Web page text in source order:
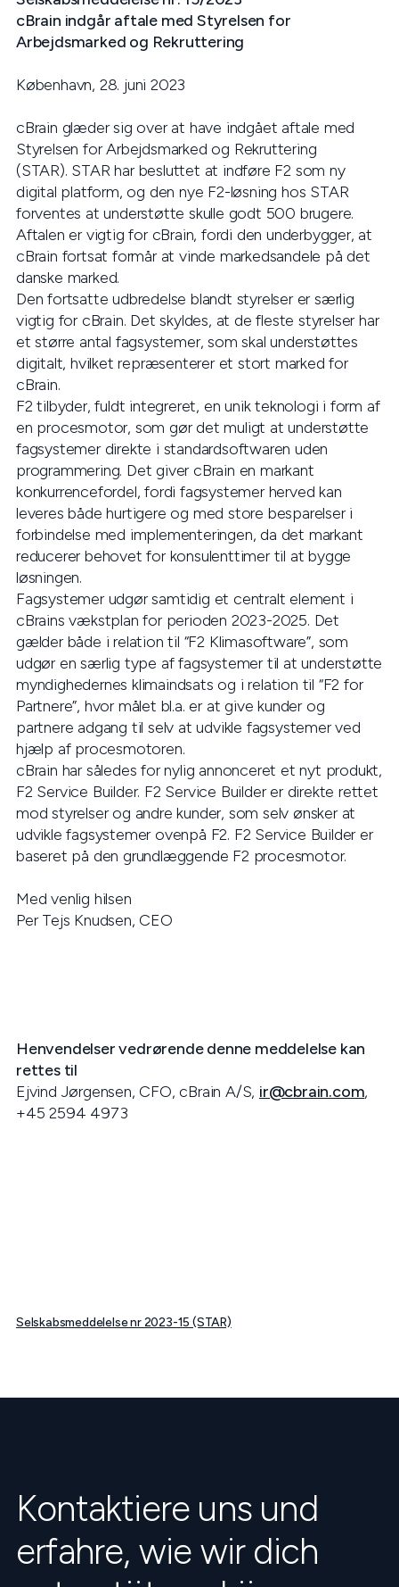
cBrain indgår aftale med Styrelsen for
Arbejdsmarked og Rekruttering
København, 28. juni 2023
cBrain glæder sig over at have indgået aftale med
Styrelsen for Arbejdsmarked og Rekruttering
(STAR). STAR har besluttet at indføre F2 som ny
digital platform, og den nye F2-løsning hos STAR
forventes at understøtte skulle godt 500 brugere.
Aftalen er vigtig for cBrain, fordi den underbygger, at
cBrain fortsat formår at vinde markedsandele på det
danske marked.
Den fortsatte udbredelse blandt styrelser er særlig
vigtig for cBrain. Det skyldes, at de fleste styrelser har
et større antal fagsystemer, som skal understøttes
digitalt, hvilket repræsenterer et stort marked for
cBrain.
F2 tilbyder, fuldt integreret, en unik teknologi i form af
en procesmotor, som gør det muligt at understøtte
fagsystemer direkte i standardsoftwaren uden
programmering. Det giver cBrain en markant
konkurrencefordel, fordi fagsystemer herved kan
leveres både hurtigere og med store besparelser i
forbindelse med implementeringen, da det markant
reducerer behovet for konsulenttimer til at bygge
løsningen.
Fagsystemer udgør samtidig et centralt element i
cBrains vækstplan for perioden 2023-2025. Det
gælder både i relation til “F2 Klimasoftware”, som
udgør en særlig type af fagsystemer til at understøtte
myndighedernes klimaindsats og i relation til “F2 for
Partnere”, hvor målet bl.a. er at give kunder og
partnere adgang til selv at udvikle fagsystemer ved
hjælp af procesmotoren.
cBrain har således for nylig annonceret et nyt produkt,
F2 Service Builder. F2 Service Builder er direkte rettet
mod styrelser og andre kunder, som selv ønsker at
udvikle fagsystemer ovenpå F2. F2 Service Builder er
baseret på den grundlæggende F2 procesmotor.
Med venlig hilsen
Per Tejs Knudsen, CEO
Henvendelser vedrørende denne meddelelse kan
rettes til
Ejvind Jørgensen, CFO, cBrain A/S, ir@cbrain.com,
+45 2594 4973
Selskabsmeddelelse nr 2023-15 (STAR)
Kontaktiere uns und
erfahre, wie wir dich